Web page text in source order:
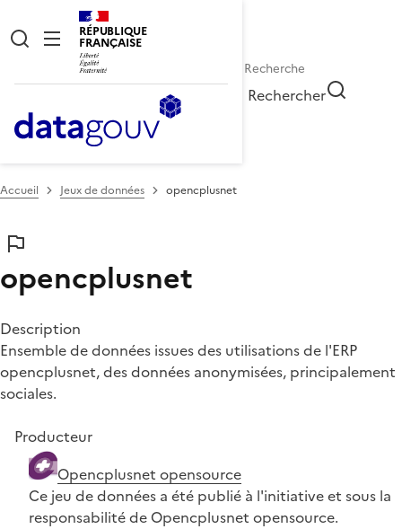
RÉPUBLIQUE
FRANÇAISE
Rechercher
Accueil Jeux de données opencplusnet
opencplusnet
Description
Ensemble de données issues des utilisations de l'ERP
opencplusnet, des données anonymisées, principalement
sociales.
Producteur
Opencplusnet opensource
Ce jeu de données a été publié à l'initiative et sous la
responsabilité de Opencplusnet opensource.